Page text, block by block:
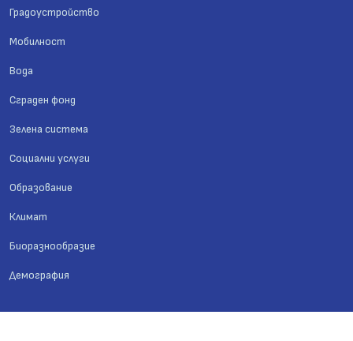
Градоустройство
Мобилност
Вода
Сграден фонд
Зелена система
Социални услуги
Образование
Климат
Биоразнообразие
Демография